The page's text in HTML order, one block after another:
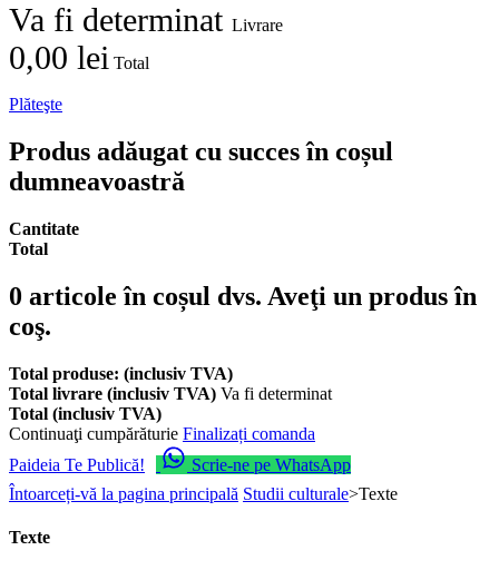
Va fi determinat Livrare
0,00 lei Total
Plăteşte
Produs adăugat cu succes în coșul
dumneavoastră
Cantitate
Total
0 articole în coșul dvs. Aveţi un produs în
coş.
Total produse: (inclusiv TVA)
Total livrare (inclusiv TVA) Va fi determinat
Total (inclusiv TVA)
Continuaţi cumpărăturie Finalizați comanda
Paideia Te Publică!
Scrie-ne pe WhatsApp
Întoarceți-vă la pagina principală Studii culturale>Texte
Texte